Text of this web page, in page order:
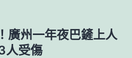
廣州一年夜巴鏟上人
人受傷